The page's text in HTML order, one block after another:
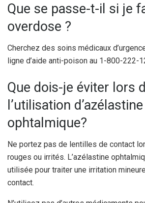
Que se passe-t-il si je
overdose ?
Cherchez des soins médicaux
ligne d’aide anti-poison au 1-800-222-
Que dois-je éviter lors
l’utilisation d’azélastine
ophtalmique?
Ne portez pas de lentilles de contact
rouges ou irrités. L’azélastine
utilisée pour traiter une irritation
contact.